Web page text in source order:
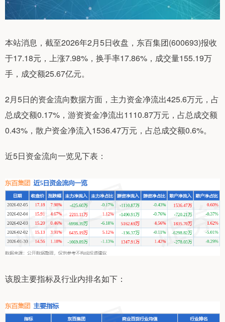
本站消息，截至2026年2月5日收盘，东百集团(600693)报收
于17.18元，上涨7.98%，换手率17.86%，成交量155.19万
手，成交额25.67亿元。
2月5日的资金流向数据方面，主力资金净流出425.6万元，占
总成交额0.17%，游资资金净流出1110.87万元，占总成交额
0.43%，散户资金净流入1536.47万元，占总成交额0.6%。
近5日资金流向一览见下表：
该股主要指标及行业内排名如下：